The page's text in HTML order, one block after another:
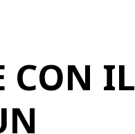
CON IL